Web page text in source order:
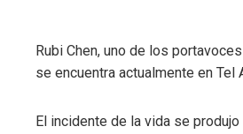
Rubi Chen, uno de los
se encuentra actualmente en Tel
El incidente de la vida se